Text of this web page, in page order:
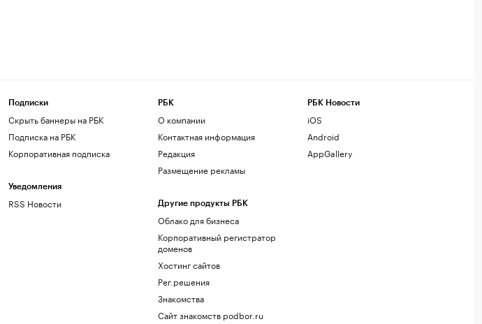
Подписки
Скрыть баннеры на РБК
Подписка на РБК
Корпоративная подписка
Уведомления
RSS Новости
РБК
О компании
Контактная информация
Редакция
Размещение рекламы
Другие продукты РБК
Облако для бизнеса
Корпоративный регистратор
доменов
Хостинг сайтов
Рег.решения
Знакомства
Сайт знакомств podbor.ru
РБК Новости
iOS
Android
AppGallery